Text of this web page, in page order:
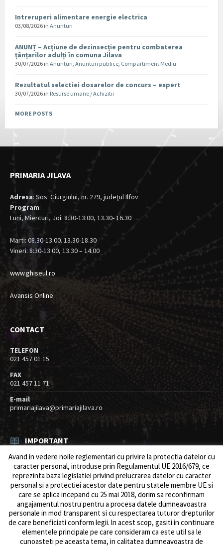
Intreruperi alimentare energie electrica
03/08/2026 in Anunturi
ANUNȚ – Acțiune de dezinsecție pentru combaterea
țânțarilor adulți în comuna Jilava
30/07/2026 in Anunturi, Anunturi publice, Compartiment Mediu
Rezultatul selectiei dosarelor de concurs – expert
30/07/2026 in Resurse umane / Achizitii
MORE POSTS
PRIMARIA JILAVA
Adresa: Sos. Giurgiului, nr. 279, judeţul Ilfov
Program:
Luni, Miercuri, Joi: 8:30-13:00, 13.30- 16.30
Marti: 08.30-13.00. 13.30-18.30
Vineri: 8:30-13:00, 13.30 – 14.00
www.ghiseul.ro
Avansis Online
CONTACT
TELEFON
021 457 01 15
FAX
021 457 11 71
E-mail
primariajilava@primariajilava.ro
IMPORTANT
Rezultat concurs expert – proba scrisa
06/08/2026 inResurse umane / Achizitii
Anunt concurs
05/08/2026 Resurse umane / Achizitii
© 2026 Primăria Comunei Jilava. Dev byows.ro
Avand in vedere noile reglementari cu privire la protectia datelor cu
caracter personal, introduse prin Regulamentul UE 2016/679, ce
reprezinta baza legislatiei privind prelucrarea datelor cu caracter
personal si a protectiei acestor date pentru statele membre UE si
care se aplica incepand cu 25 mai 2018, dorim sa reconfirmam
angajamentul nostru pentru a procesa datele dumneavoastra
personale in mod transparent si cu respectarea tuturor drepturilor
de care beneficiati conform legii. ln acest scop, gasiti in continuare
elementele principale pe care consideram ca este util sa le
cunoasteti pe aceasta tema, in calitatea dumneavoastra de